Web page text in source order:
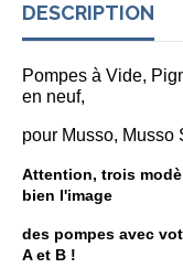
DESCRIPTION
Pompes à Vide,
en neuf,
pour Musso, Musso
Attention, trois
bien l'image
des pompes avec
A et B !